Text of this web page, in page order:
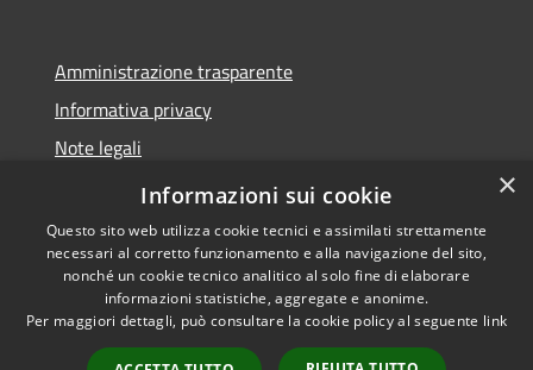
Amministrazione trasparente
Informativa privacy
Note legali
Dichiarazione di accessibilità
Accessibilità
Copyright © 2026 • Comune di
Molinella • Powered by
Municipium• Accesso
×
Informazioni sui cookie
Questo sito web utilizza cookie tecnici e assimilati strettamente
necessari al corretto funzionamento e alla navigazione del sito,
nonché un cookie tecnico analitico al solo fine di elaborare
informazioni statistiche, aggregate e anonime.
Per maggiori dettagli, può consultare la cookie policy al seguente link